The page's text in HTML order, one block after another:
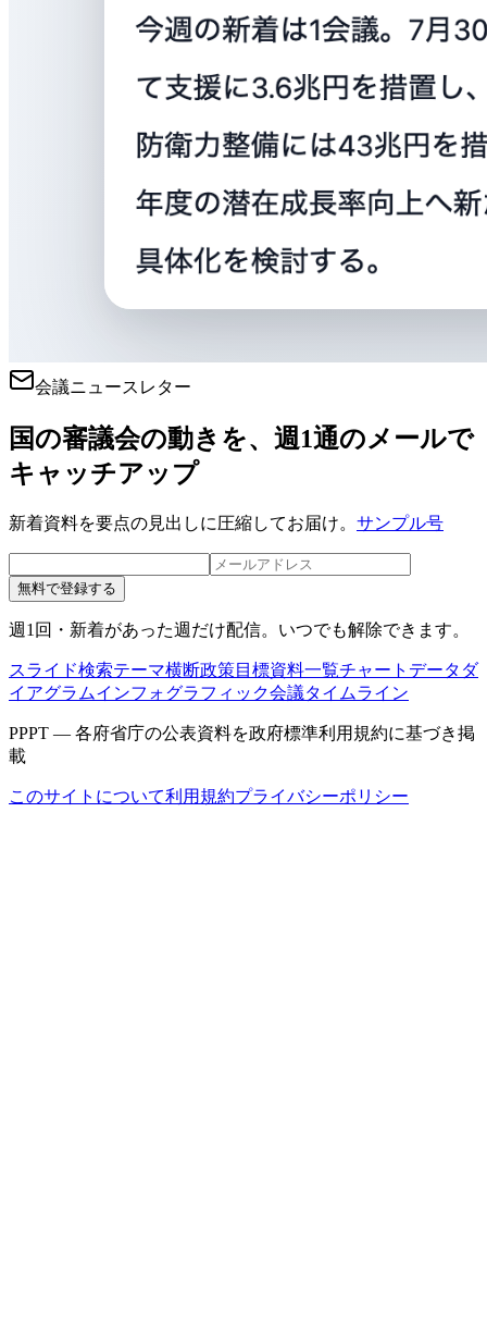
会議ニュースレター
国の審議会の動きを、週1通のメールで
キャッチアップ
新着資料を要点の見出しに圧縮してお届け。 サンプル号
無料で登録する
週1回・新着があった週だけ配信。いつでも解除できます。
スライド検索テーマ横断政策目標資料一覧チャートデータ ダ
イアグラムインフォグラフィック会議タイムライン
PPPT — 各府省庁の公表資料を政府標準利用規約に基づき掲
載
このサイトについて利用規約プライバシーポリシー